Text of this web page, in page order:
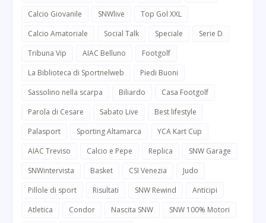
Calcio Giovanile
SNWlive
Top Gol XXL
Calcio Amatoriale
Social Talk Speciale
Serie D
Tribuna Vip
AIAC Belluno
Footgolf
La Biblioteca di Sportnelweb
Piedi Buoni
Sassolino nella scarpa
Biliardo
Casa Footgolf
Parola di Cesare
Sabato Live
Best lifestyle
Palasport
Sporting Altamarca
YCA Kart Cup
AIAC Treviso
Calcio e Pepe Replica
SNW Garage
SNWintervista
Basket CSI Venezia
Judo
Pillole di sport
Risultati SNW Rewind
Anticipi
Atletica
Condor Nascita SNW
SNW 100% Motori